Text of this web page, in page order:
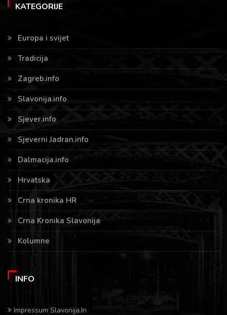
KATEGORIJE
Europa i svijet
Tradicija
Zagreb.info
Slavonija.info
Sjever.info
Sjeverni Jadran.info
Dalmacija.info
Hrvatska
Crna kronika HR
Crna Kronika Slavonija
Kolumne
INFO
Impressum Slavonija.In